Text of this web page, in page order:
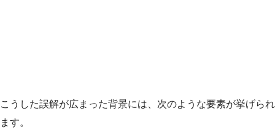
こうした誤解が広まった背景には、次のような要素が挙げられ
ます。